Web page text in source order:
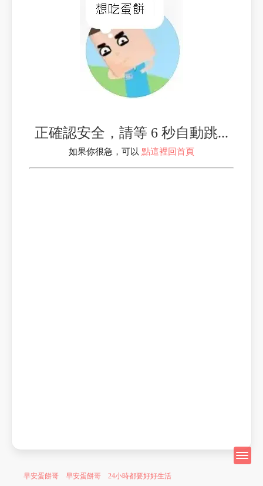
正確認安全，請等 6 秒自動跳...
如果你很急，可以 點這裡回首頁
早安蛋餅哥 早安蛋餅哥 24小時都要好好生活